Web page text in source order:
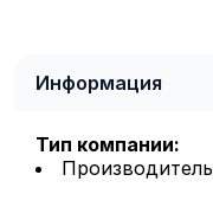
Информация
Тип компании:
Производитель